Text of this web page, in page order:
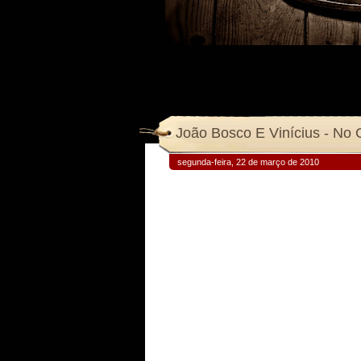
segunda-feira, 22 de março de 2010